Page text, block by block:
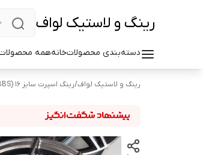
رینگ و لاستیک لواف
دسته‌بندی محصولاتخانههمه
رینگ و لاستیک لواف/رینگ اسپرت سایز ۱۶ (BBS)